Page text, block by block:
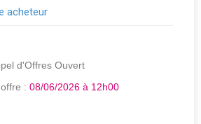
acheteur
d'Offres Ouvert
: 08/06/2026 à 12h00